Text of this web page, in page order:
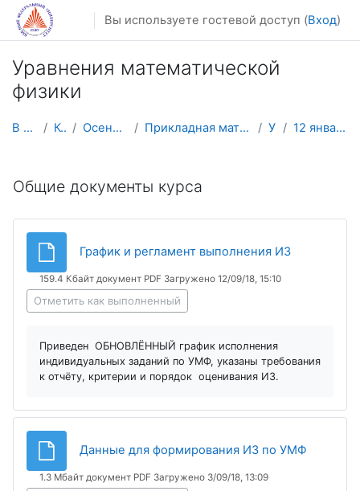
Перейти к основному содержанию
Вы используете гостевой доступ (Вход)
Уравнения математической
физики
В начало Курсы Осенний семестр Прикладная математика и информатика УМФ 12 января - 18 января
Общие документы курса
График и регламент выполнения ИЗФайл
159.4 Кбайт документ PDF Загружено 12/09/18, 15:10
Отметить как выполненный
Приведен ОБНОВЛЁННЫЙ график исполнения
индивидуальных заданий по УМФ, указаны требования
к отчёту, критерии и порядок оценивания ИЗ.
Данные для формирования ИЗ по УМФ
1.3 Мбайт документ PDF Загружено 3/09/18, 13:09